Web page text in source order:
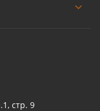
стр. 9